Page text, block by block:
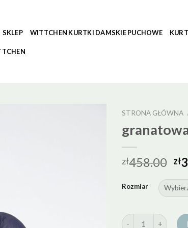
SKLEP WITTCHEN KURTKI DAMSKIE PUCHOWE
STRONA GŁÓWNA
zł458.00 zł
Rozmiar
ilość granatowa